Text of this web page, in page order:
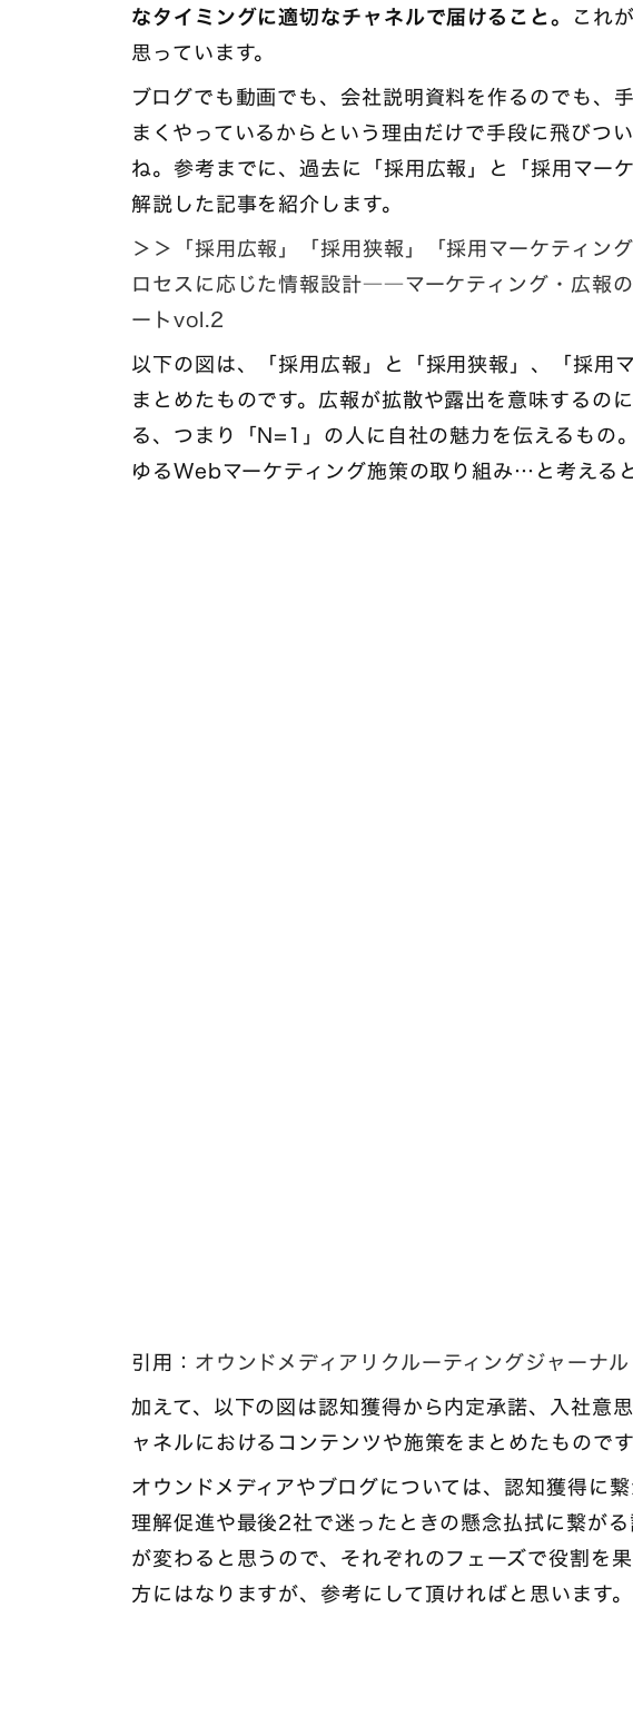
なタイミングに適切なチャネルで届けること。 これ
思っています。
ブログでも動画でも、会社説明資料を作るのでも、
まくやっているからという理由だけで手段に飛びつ
ね。参考までに、過去に「採用広報」と「採用マー
解説した記事を紹介します。
＞＞「採用広報」「採用狭報」「採用マーケティン
ロセスに応じた情報設計――マーケティング・広報
ートvol.2
以下の図は、「採用広報」と「採用狭報」、「採用
まとめたものです。広報が拡散や露出を意味するの
る、つまり「N=1」の人に自社の魅力を伝えるもの
ゆるWebマーケティング施策の取り組み…と考える
引用： オウンドメディアリクルーティングジャーナル
加えて、以下の図は認知獲得から内定承諾、入社意
ャネルにおけるコンテンツや施策をまとめたものです
オウンドメディアやブログについては、認知獲得に
理解促進や最後2社で迷ったときの懸念払拭に繋が
が変わると思うので、それぞれのフェーズで役割を
方にはなりますが、参考にして頂ければと思います。